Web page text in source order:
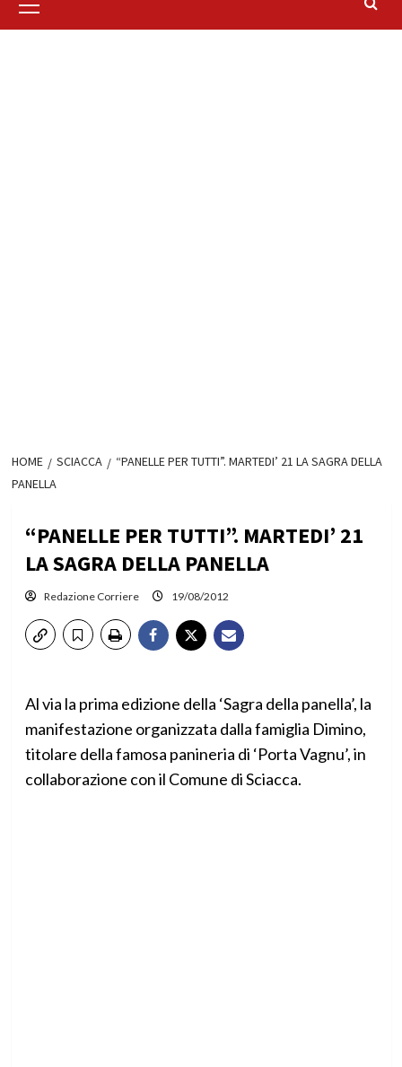
principale
HOME SCIACCA
“PANELLE PER TUTTI”. MARTEDI’ 21 LA SAGRA DELLA
PANELLA
“PANELLE PER TUTTI”. MARTEDI’ 21
LA SAGRA DELLA PANELLA
Redazione Corriere 19/08/2012
Al via la prima edizione della ‘Sagra della panella’, la
manifestazione organizzata dalla famiglia Dimino,
titolare della famosa panineria di ‘Porta Vagnu’, in
collaborazione con il Comune di Sciacca.